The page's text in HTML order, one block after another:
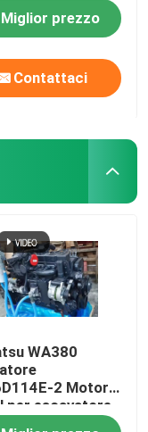
Miglior prezzo
Contattaci
WA380
2 Motore
per escavatore